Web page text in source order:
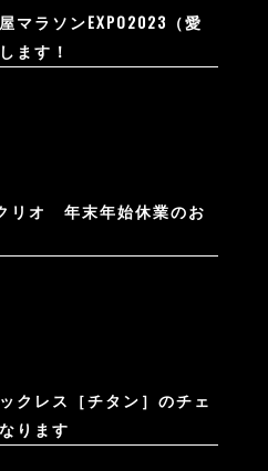
マラソンEXPO2023（愛
ます！
リオ 年末年始休業のお
クレス［チタン］のチェ
ります